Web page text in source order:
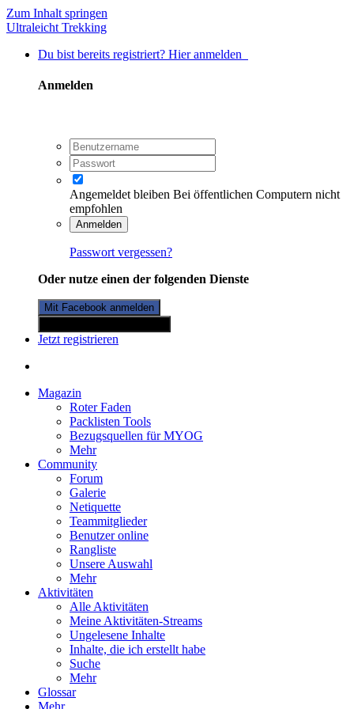
Zum Inhalt springen
Ultraleicht Trekking
Du bist bereits registriert? Hier anmelden
Anmelden
Angemeldet bleiben Bei öffentlichen Computern nicht
empfohlen
Anmelden
Passwort vergessen?
Oder nutze einen der folgenden Dienste
Mit Facebook anmelden
Jetzt registrieren
Magazin
Roter Faden
Packlisten Tools
Bezugsquellen für MYOG
Mehr
Community
Forum
Galerie
Netiquette
Teammitglieder
Benutzer online
Rangliste
Unsere Auswahl
Mehr
Aktivitäten
Alle Aktivitäten
Meine Aktivitäten-Streams
Ungelesene Inhalte
Inhalte, die ich erstellt habe
Suche
Mehr
Glossar
Mehr